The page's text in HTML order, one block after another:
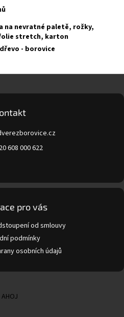
na nevratné paletě, rožky,
stretch, karton
- borovice
608 000 622
pro vás
od smlouvy
podmínky
osobních údajů
AHOJ